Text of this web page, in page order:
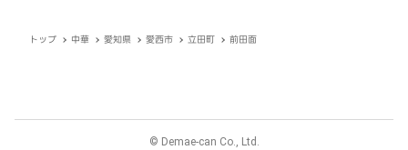
トップ 中華 愛知県 愛西市 立田町 前田面
© Demae-can Co., Ltd.